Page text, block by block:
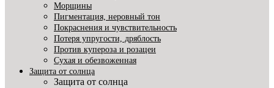
Морщины
Пигментация, неровный тон
Покраснения и чувствительность
Потеря упругости, дряблость
Против купероза и розацеи
Сухая и обезвоженная
Защита от солнца
Защита от солнца